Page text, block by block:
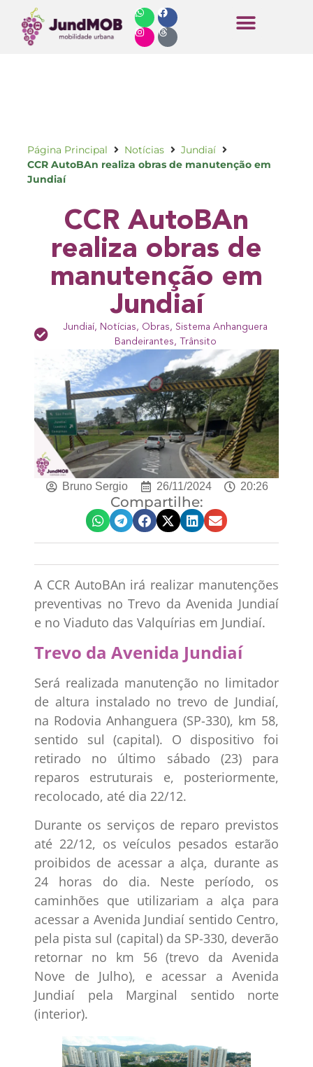
Página Principal Notícias
Jundiaí
CCR AutoBAn realiza obras de manutenção em
Jundiaí
CCR AutoBAn
realiza obras de
manutenção em
Jundiaí
Jundiaí, Notícias, Obras, Sistema Anhanguera
Bandeirantes, Trânsito
Bruno Sergio 26/11/2024 20:26
Compartilhe:
A CCR AutoBAn irá realizar manutenções
preventivas no Trevo da Avenida Jundiaí
e no Viaduto das Valquírias em Jundiaí.
Trevo da Avenida Jundiaí
Será realizada manutenção no limitador
de altura instalado no trevo de Jundiaí,
na Rodovia Anhanguera (SP-330), km 58,
sentido sul (capital). O dispositivo foi
retirado no último sábado (23) para
reparos estruturais e, posteriormente,
recolocado, até dia 22/12.
Durante os serviços de reparo previstos
até 22/12, os veículos pesados estarão
proibidos de acessar a alça, durante as
24 horas do dia. Neste período, os
caminhões que utilizariam a alça para
acessar a Avenida Jundiaí sentido Centro,
pela pista sul (capital) da SP-330, deverão
retornar no km 56 (trevo da Avenida
Nove de Julho), e acessar a Avenida
Jundiaí pela Marginal sentido norte
(interior).